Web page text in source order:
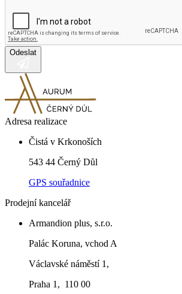
Odeslat
Adresa realizace
Čistá v Krkonoších
543 44 Černý Důl
GPS souřadnice
Prodejní kancelář
Armandion plus, s.r.o.
Palác Koruna, vchod A
Václavské náměstí 1,
Praha 1, 110 00